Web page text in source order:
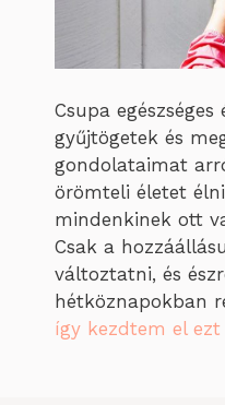
Csupa
gyűjtögetek és
gondolataimat
örömteli életet
mindenkinek ott
Csak a
változtatni, és
hétköznapokban
így kezdtem el